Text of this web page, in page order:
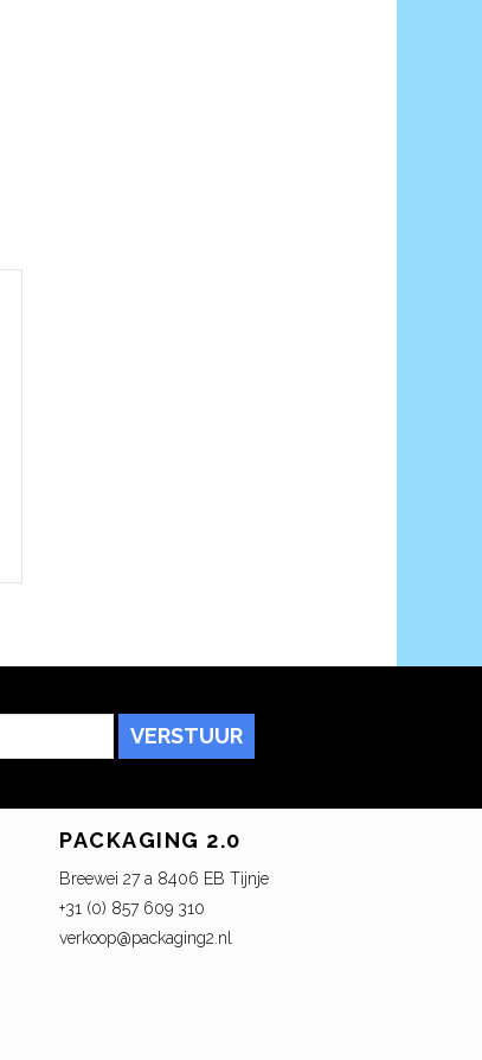
VERSTUUR
PACKAGING 2.0
Breewei 27 a 8406 EB Tijnje
+31 (0) 857 609 310
verkoop@packaging2.nl